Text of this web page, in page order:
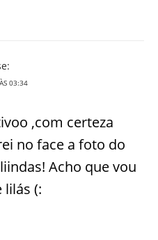
03:34
,com certeza
no face a foto do
Acho que vou
lilás (: